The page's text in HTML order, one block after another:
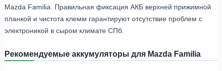
Mazda Familia. Правильная фиксация АКБ верхней прижимной
планкой и чистота клемм гарантируют отсутствие проблем с
электроникой в сыром климате СПб.
Рекомендуемые аккумуляторы для Mazda Familia